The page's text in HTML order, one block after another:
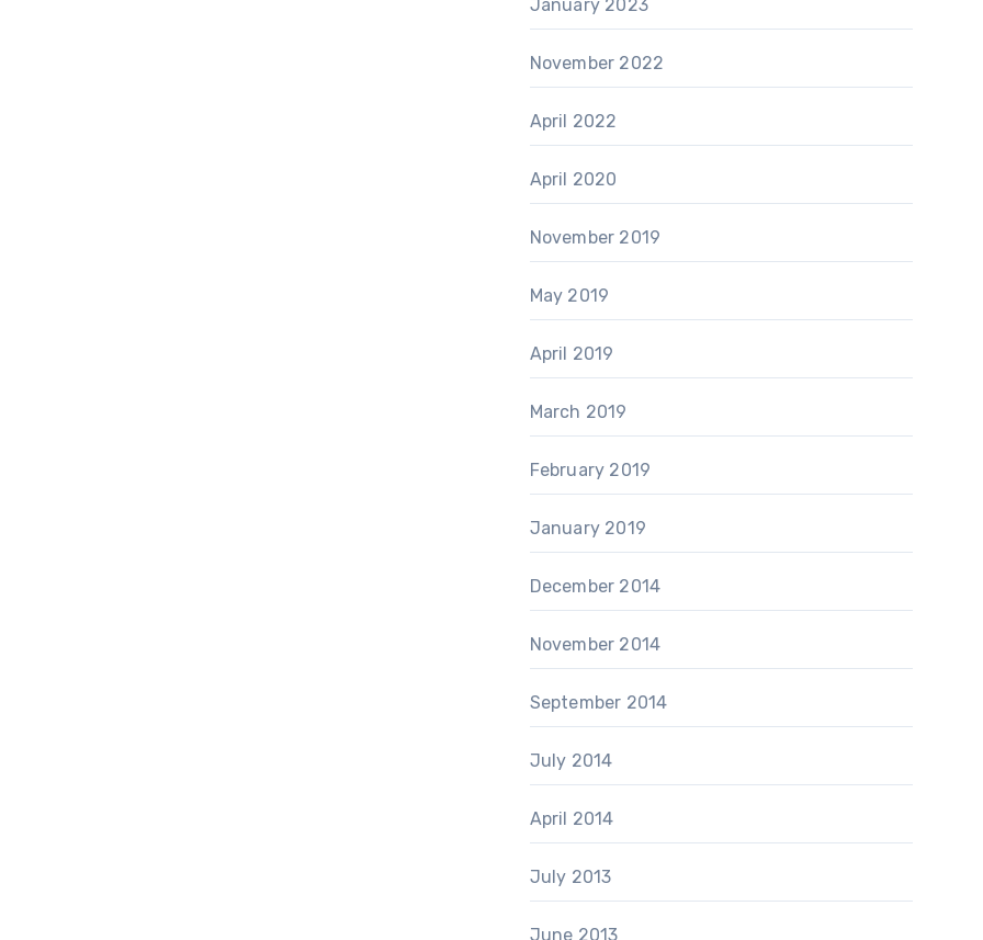
January 2023
November 2022
April 2022
April 2020
November 2019
May 2019
April 2019
March 2019
February 2019
January 2019
December 2014
November 2014
September 2014
July 2014
April 2014
July 2013
June 2013